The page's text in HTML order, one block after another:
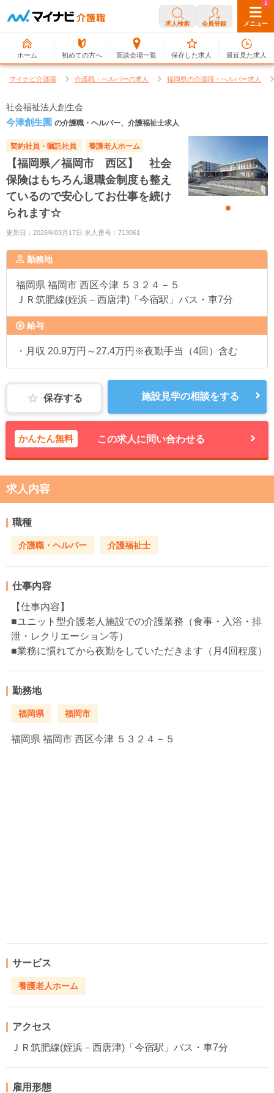
求人検索 会員登録 メニュー
ホーム 初めての方へ 面談会場一覧
0
保存した求人
1
最近見た求人
マイナビ介護職 介護職・ヘルパーの求人 福岡県の介護職・ヘルパー求人
社会福祉法人創生会
今津創生園 の介護職・ヘルパー、介護福祉士求人
契約社員・嘱託社員 養護老人ホーム
【福岡県／福岡市 西区】 社会
保険はもちろん退職金制度も整え
ているので安心してお仕事を続け
られます☆
更新日：2026年03月17日 求人番号：713061
勤務地
福岡県 福岡市 西区今津 ５３２４－５
ＪＲ筑肥線(姪浜－西唐津)「今宿駅」バス・車7分
給与
・月収 20.9万円～27.4万円※夜勤手当（4回）含む
保存する 施設見学の相談をする
かんたん無料 この求人に問い合わせる
求人内容
職種
介護職・ヘルパー 介護福祉士
仕事内容
【仕事内容】
■ユニット型介護老人施設での介護業務（食事・入浴・排
泄・レクリエーション等）
■業務に慣れてから夜勤をしていただきます（月4回程度）
勤務地
福岡県 福岡市
福岡県 福岡市 西区今津 ５３２４－５
サービス
養護老人ホーム
アクセス
ＪＲ筑肥線(姪浜－西唐津)「今宿駅」バス・車7分
雇用形態